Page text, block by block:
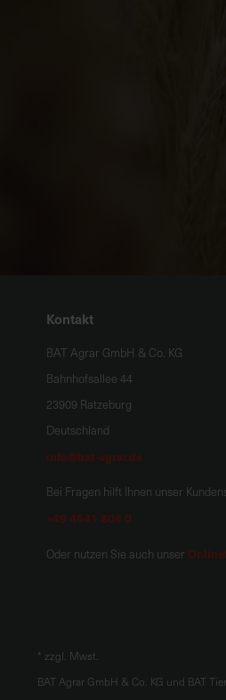
Kontakt
BAT Agrar GmbH & Co. KG
Bahnhofsallee 44
23909 Ratzeburg
Deutschland
info@bat-agrar.de
Bei Fragen hilft Ihnen unser
+49 4541 806 0
Oder nutzen Sie auch unser
* zzgl. Mwst.
BAT Agrar GmbH & Co. KG und BAT